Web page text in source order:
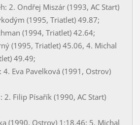
2. Ondřej Miszár (1993, AC Start)
(1995, Triatlet) 49.87;
(1994, Triatlet) 42.64;
(1995, Triatlet) 45.06, 4. Michal
49.49;
Eva Pavelková (1991, Ostrov)
Filip Písařík (1990, AC Start)
(1990, Ostrov) 1:18.46; 5. Michal